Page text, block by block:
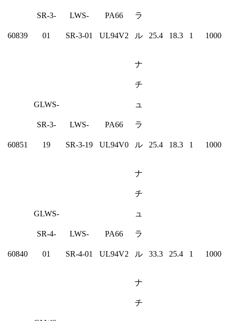
60839
SR-3-
01
LWS-
SR-3-01
PA66
UL94V2
ラ
ル 25.4 18.3 1 1000
60851
GLWS-
SR-3-
19
LWS-
SR-3-19
PA66
UL94V0
ナ
チ
ュ
ラ
ル 25.4 18.3 1 1000
60840
GLWS-
SR-4-
01
LWS-
SR-4-01
PA66
UL94V2
ナ
チ
ュ
ラ
ル 33.3 25.4 1 1000
ナ
チ